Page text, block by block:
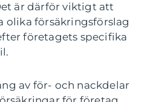
är därför viktigt att
olika försäkringsförslag
företagets specifika
av för- och nackdelar